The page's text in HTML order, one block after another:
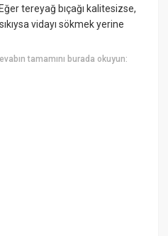
tereyağ bıçağı kalitesizse,
vidayı sökmek yerine
tamamını burada okuyun: